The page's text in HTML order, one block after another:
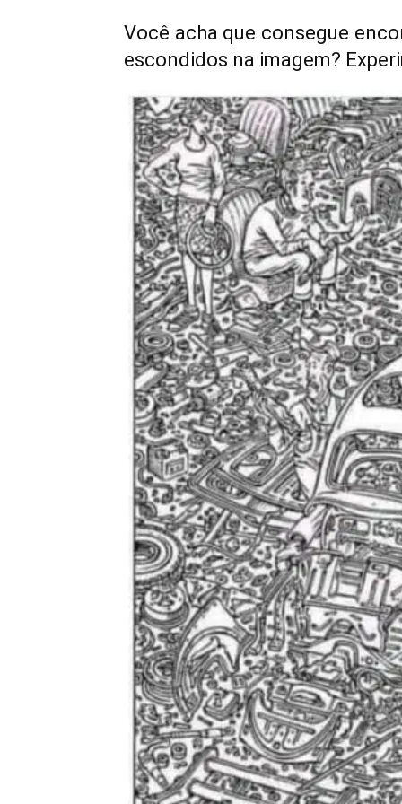
Você acha que consegue
escondidos na imagem?